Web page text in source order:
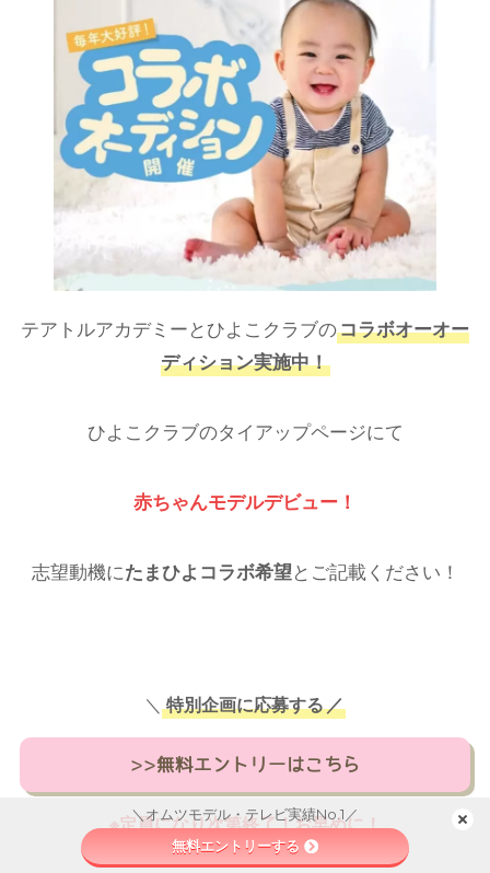
テアトルアカデミーとひよこクラブのコラボオーオー
ディション実施中！
ひよこクラブのタイアップページにて
赤ちゃんモデルデビュー！
志望動機にたまひよコラボ希望とご記載ください！
＼ 特別企画に応募する／
>>無料エントリーはこちら
※定員になり次第終了！お早めに！
＼オムツモデル・テレビ実績No.1／
無料エントリーする